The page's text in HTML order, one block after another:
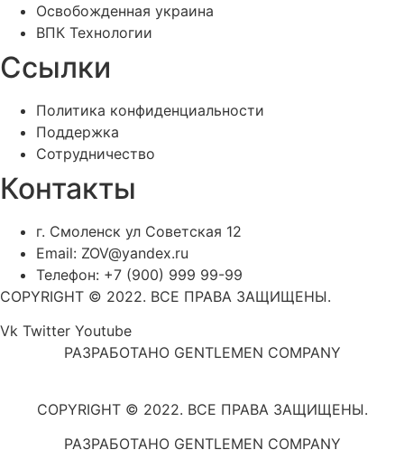
Освобожденная украина
ВПК Технологии
Ссылки
Политика конфиденциальности
Поддержка
Сотрудничество
Контакты
г. Смоленск ул Советская 12
Email: ZOV@yandex.ru
Телефон: +7 (900) 999 99-99
COPYRIGHT © 2022. ВСЕ ПРАВА ЗАЩИЩЕНЫ.
Vk Twitter Youtube
РАЗРАБОТАНО GENTLEMEN COMPANY
COPYRIGHT © 2022. ВСЕ ПРАВА ЗАЩИЩЕНЫ.
РАЗРАБОТАНО GENTLEMEN COMPANY